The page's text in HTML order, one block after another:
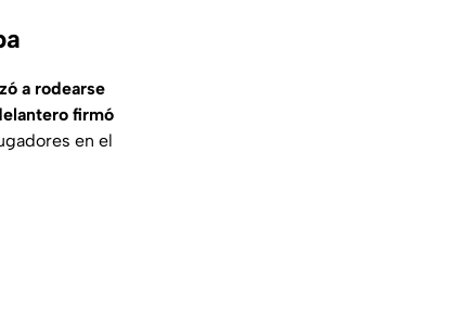
a rodearse
firmó
en el